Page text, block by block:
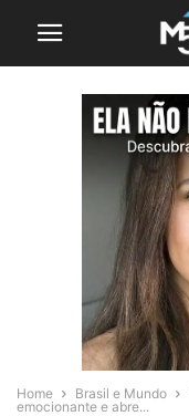
Home Brasil e Mundo
emocionante e abre...